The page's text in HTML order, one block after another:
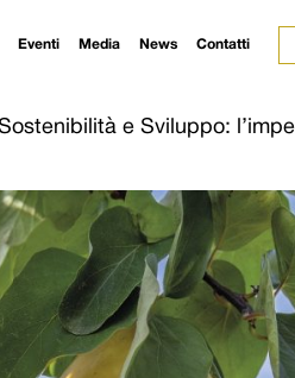
Eventi Media News Contatti
e Sviluppo: